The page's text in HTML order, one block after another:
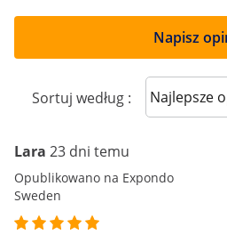
Napisz
Sortuj według : Sort
Lara 23 dni temu
Opublikowano na Expondo
Sweden